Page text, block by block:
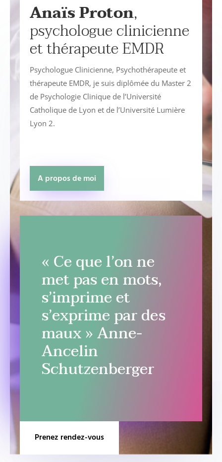
Anaïs Proton,
psychologue clinicienne
et thérapeute EMDR
Psychologue Clinicienne, Psychothérapeute et
thérapeute EMDR, je suis diplômée du Master 2
de Psychologie Clinique de l’Université
Catholique de Lyon et de l’Université Lumière
Lyon 2.
A propos de moi
« Ce que l’on ne
met pas en mots,
s’imprime et
s’exprime par des
maux » Anne-
Ancelin
Schutzenberger
Prenez rendez-vous